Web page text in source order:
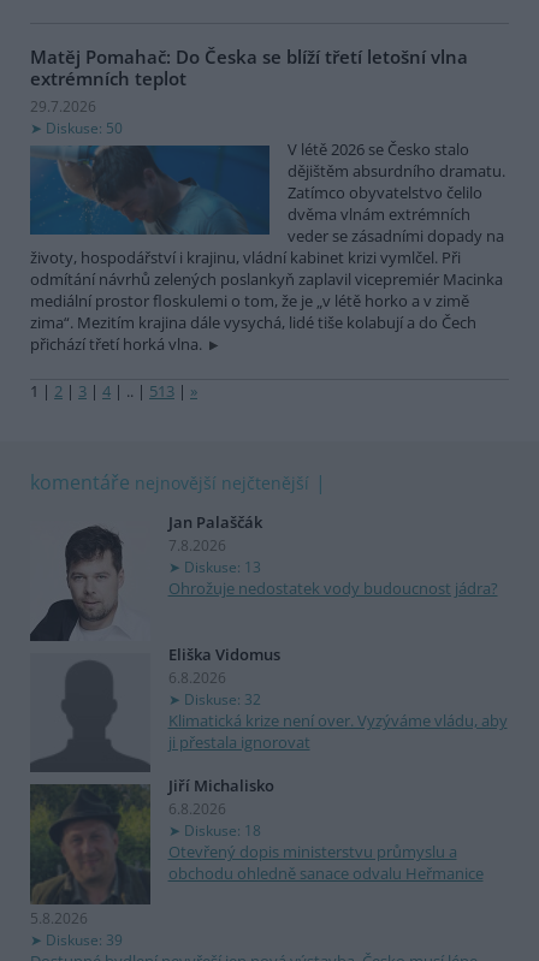
Matěj Pomahač: Do Česka se blíží třetí letošní vlna
extrémních teplot
29.7.2026
Diskuse: 50
V létě 2026 se Česko stalo
dějištěm absurdního dramatu.
Zatímco obyvatelstvo čelilo
dvěma vlnám extrémních
veder se zásadními dopady na
životy, hospodářství i krajinu, vládní kabinet krizi vymlčel. Při
odmítání návrhů zelených poslankyň zaplavil vicepremiér Macinka
mediální prostor floskulemi o tom, že je „v létě horko a v zimě
zima“. Mezitím krajina dále vysychá, lidé tiše kolabují a do Čech
přichází třetí horká vlna.
1 | 2 | 3 | 4 | .. | 513 | »
komentáře nejnovější nejčtenější
Jan Palaščák
7.8.2026
Diskuse: 13
Ohrožuje nedostatek vody budoucnost jádra?
Eliška Vidomus
6.8.2026
Diskuse: 32
Klimatická krize není over. Vyzýváme vládu, aby
ji přestala ignorovat
Jiří Michalisko
6.8.2026
Diskuse: 18
Otevřený dopis ministerstvu průmyslu a
obchodu ohledně sanace odvalu Heřmanice
5.8.2026
Diskuse: 39